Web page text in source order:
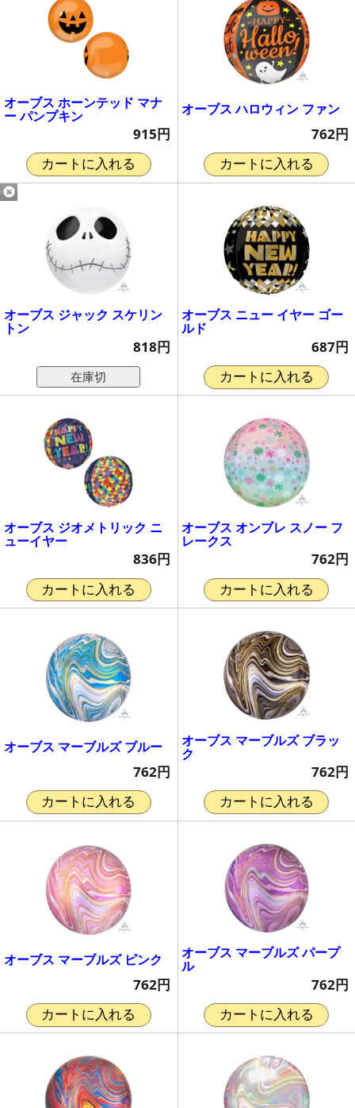
オーブス ホーンテッド マナ
ー パンプキン
915円
カートに入れる
オーブス ハロウィン ファン
762円
カートに入れる
オーブス ジャック スケリン
トン
818円
在庫切
オーブス ニュー イヤー ゴー
ルド
687円
カートに入れる
オーブス ジオメトリック ニ
ューイヤー
836円
カートに入れる
オーブス オンブレ スノー フ
レークス
762円
カートに入れる
オーブス マーブルズ ブルー
762円
カートに入れる
オーブス マーブルズ ブラッ
ク
762円
カートに入れる
オーブス マーブルズ ピンク
762円
カートに入れる
オーブス マーブルズ パープ
ル
762円
カートに入れる